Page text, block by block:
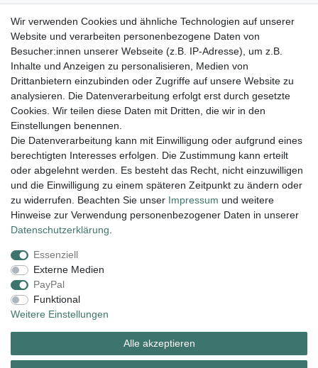
Tiergravur aus Speckstein Widder 5 cm
3,95 € *
In den Warenkorb
*inkl. ges. MwSt. zzgl.Versandkosten
Lieferung und Versand
Impressum Daten­schutz­erklärung AGB
Widerrufs­recht
Zahlungsarten:
Wir verwenden Cookies und ähnliche Technologien auf unserer
Website und verarbeiten personenbezogene Daten von
Besucher:innen unserer Webseite (z.B. IP-Adresse), um z.B.
Inhalte und Anzeigen zu personalisieren, Medien von
Drittanbietern einzubinden oder Zugriffe auf unsere Website zu
analysieren. Die Datenverarbeitung erfolgt erst durch gesetzte
Cookies. Wir teilen diese Daten mit Dritten, die wir in den
Einstellungen benennen.
Die Datenverarbeitung kann mit Einwilligung oder aufgrund eines
berechtigten Interesses erfolgen. Die Zustimmung kann erteilt
oder abgelehnt werden. Es besteht das Recht, nicht einzuwilligen
und die Einwilligung zu einem späteren Zeitpunkt zu ändern oder
zu widerrufen. Beachten Sie unser Impressum und weitere
Hinweise zur Verwendung personenbezogener Daten in unserer
Daten­schutz­erklärung
Essenziell
Externe Medien
PayPal
Funktional
Weitere Einstellungen
Alle akzeptieren